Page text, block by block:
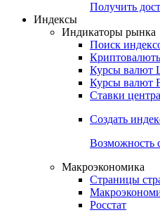
Получить
Индексы
Индикаторы рынка
Поиск
Курсы валют
Курсы валют
Ставки
Создать
Возможность
Макроэкономика
Страницы
Росстат